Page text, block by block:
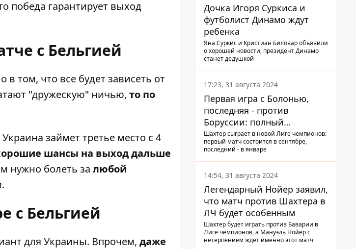
победа гарантирует выход
с Бельгией
том, что все будет зависеть от
"дружескую" ничью, то по
займет третье место с 4
шансы на выход дальше
нужно болеть за любой
с Бельгией
для Украины. Впрочем, даже
Дочка Игоря Суркиса и
футболист Динамо ждут
ребенка
Яна Суркис и Кристиан Биловар объявили
о хорошей новости, президент Динамо
станет дедушкой
17:23, 31 августа 2024
Первая игра с Болонью,
последняя - против
Боруссии: полный
календарь Шахтера в новой
ЛЧ
Шахтер сыграет в новой Лиге чемпионов:
первый матч состоится в сентябре,
последний - в январе
14:54, 31 августа 2024
Легендарный Нойер заявил,
что матч против Шахтера в
ЛЧ будет особенным
Шахтер будет играть против Баварии в
Лиге чемпионов, а Мануэль Нойер с
нетерпением ждет именно этот матч